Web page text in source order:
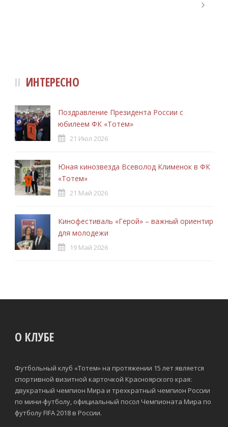
ИНТЕРЕСНО
Поздравление Президента России с
юбилеем ФК «Тотем»
21 Июл 2026
Юная кинозвезда Всеволод Клименок в ФК
«Тотем»
21 Май 2026
Кинофестиваль «Герой» – важный ориентир
для молодежи
19 Май 2026
О КЛУБЕ
Футбольный клуб «Тотем» на протяжении 15 лет является
спортивной визитной карточкой Красноярского края:
двукратный чемпион Мира и трехкратный чемпион России
по мини-футболу, официальный посол Чемпионата Мира по
футболу FIFA 2018 в России.